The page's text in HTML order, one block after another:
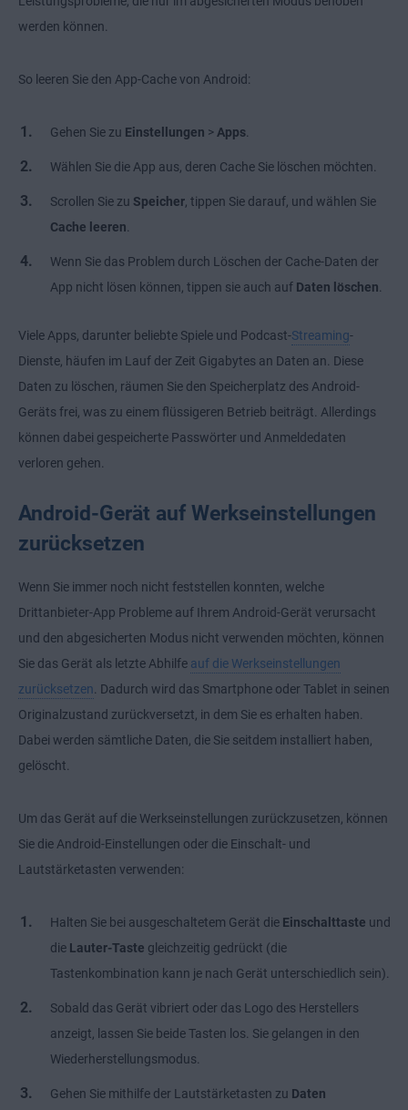
werden können.
So leeren Sie den App-Cache von Android:
Gehen Sie zu Einstellungen > Apps
Wählen Sie die App aus, deren Cache Sie löschen möchten.
Scrollen Sie zu Speicher , tippen Sie darauf, und wählen Sie
Cache leeren
Wenn Sie das Problem durch Löschen der Cache-Daten der
App nicht lösen können, tippen sie auch auf Daten löschen
Viele Apps, darunter beliebte Spiele und Podcast-Streaming-
Dienste, häufen im Lauf der Zeit Gigabytes an Daten an. Diese
Daten zu löschen, räumen Sie den Speicherplatz des Android-
Geräts frei, was zu einem flüssigeren Betrieb beiträgt. Allerdings
können dabei gespeicherte Passwörter und Anmeldedaten
verloren gehen.
Android-Gerät auf Werkseinstellungen
zurücksetzen
Wenn Sie immer noch nicht feststellen konnten, welche
Drittanbieter-App Probleme auf Ihrem Android-Gerät verursacht
und den abgesicherten Modus nicht verwenden möchten, können
Sie das Gerät als letzte Abhilfe auf die Werkseinstellungen
zurücksetzen . Dadurch wird das Smartphone oder Tablet in seinen
Originalzustand zurückversetzt, in dem Sie es erhalten haben.
Dabei werden sämtliche Daten, die Sie seitdem installiert haben,
gelöscht.
Um das Gerät auf die Werkseinstellungen zurückzusetzen, können
Sie die Android-Einstellungen oder die Einschalt- und
Lautstärketasten verwenden:
Halten Sie bei ausgeschaltetem Gerät die Einschalttaste und
die Lauter-Taste gleichzeitig gedrückt (die
Tastenkombination kann je nach Gerät unterschiedlich sein).
Sobald das Gerät vibriert oder das Logo des Herstellers
anzeigt, lassen Sie beide Tasten los. Sie gelangen in den
Wiederherstellungsmodus.
Gehen Sie mithilfe der Lautstärketasten zu Daten